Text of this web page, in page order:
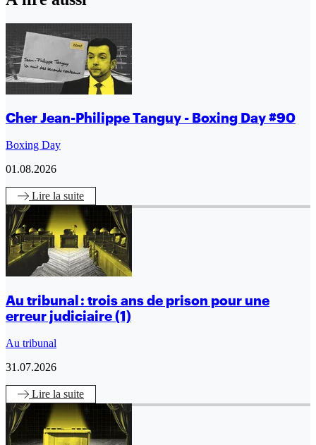
Cher Jean-Philippe Tanguy - Boxing Day #90
Boxing Day
01.08.2026
Lire la suite
Au tribunal : trois ans de prison pour une
erreur judiciaire (1)
Au tribunal
31.07.2026
Lire la suite